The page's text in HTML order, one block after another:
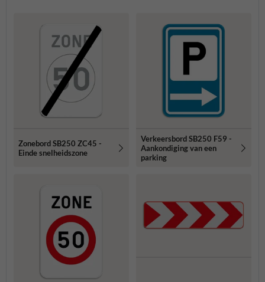
Zonebord SB250 ZC45 -
Einde snelheidszone
Verkeersbord SB250 F59 -
Aankondiging van een
parking